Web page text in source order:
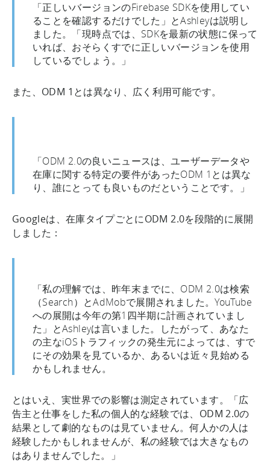
「正しいバージョンのFirebase SDKを使用してい
ることを確認するだけでした」とAshleyは説明し
ました。「現時点では、SDKを最新の状態に保って
いれば、おそらくすでに正しいバージョンを使用
しているでしょう。」
また、ODM 1とは異なり、広く利用可能です。
「ODM 2.0の良いニュースは、ユーザーデータや
在庫に関する特定の要件があったODM 1とは異な
り、誰にとっても良いものだということです。」
Googleは、在庫タイプごとにODM 2.0を段階的に展開
しました：
「私の理解では、昨年末までに、ODM 2.0は検索
（Search）とAdMobで展開されました。YouTube
への展開は今年の第1四半期に計画されていまし
た」とAshleyは言いました。したがって、あなた
の主なiOSトラフィックの発生元によっては、すで
にその効果を見ているか、あるいは近々見始める
かもしれません。
とはいえ、実世界での影響は測定されています。「広
告主と仕事をした私の個人的な経験では、ODM 2.0の
結果として劇的なものは見ていません。何人かの人は
経験したかもしれませんが、私の経験では大きなもの
はありませんでした。」